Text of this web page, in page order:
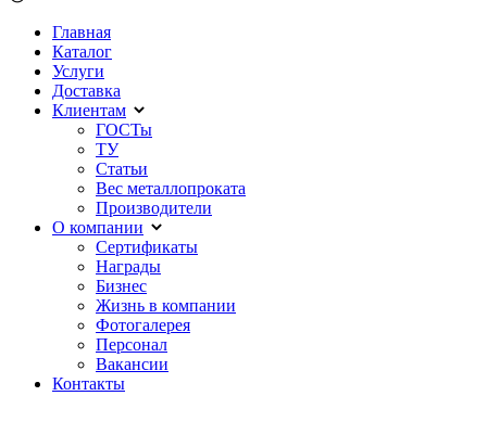
Главная
Каталог
Услуги
Доставка
Клиентам
ГОСТы
ТУ
Статьи
Вес металлопроката
Производители
О компании
Сертификаты
Награды
Бизнес
Жизнь в компании
Фотогалерея
Персонал
Вакансии
Контакты